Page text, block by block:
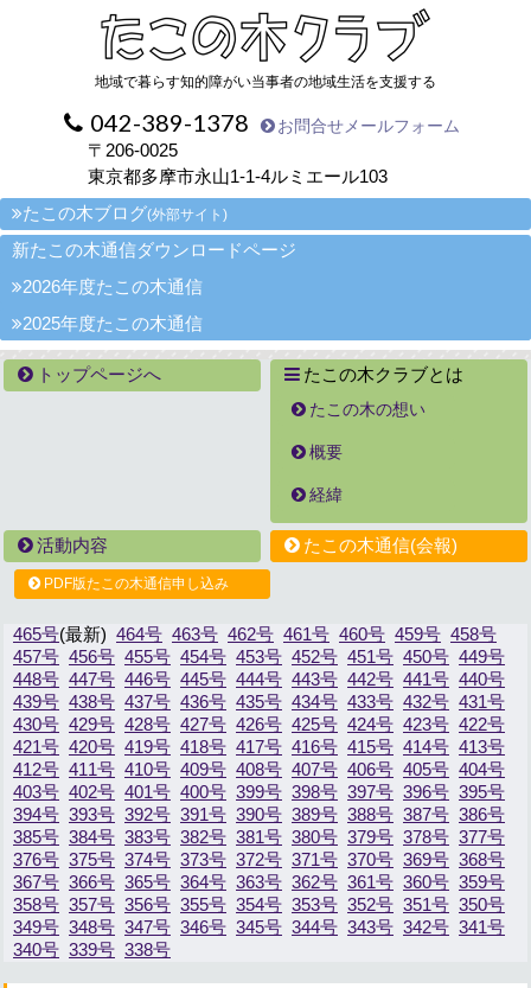
地域で暮らす知的障がい当事者の地域生活を支援する
042-389-1378 お問合せメールフォーム
〒206-0025
東京都多摩市永山1-1-4ルミエール103
たこの木ブログ(外部サイト)
新たこの木通信ダウンロードページ
2026年度たこの木通信
2025年度たこの木通信
トップページへ たこの木クラブとは
たこの木の想い
概要
経緯
活動内容 たこの木通信(会報)
PDF版たこの木通信申し込み
465号 464号 463号 462号 461号 460号 459号 458号
457号 456号 455号 454号 453号 452号 451号 450号 449号
448号 447号 446号 445号 444号 443号 442号 441号 440号
439号 438号 437号 436号 435号 434号 433号 432号 431号
430号 429号 428号 427号 426号 425号 424号 423号 422号
421号 420号 419号 418号 417号 416号 415号 414号 413号
412号 411号 410号 409号 408号 407号 406号 405号 404号
403号 402号 401号 400号 399号 398号 397号 396号 395号
394号 393号 392号 391号 390号 389号 388号 387号 386号
385号 384号 383号 382号 381号 380号 379号 378号 377号
376号 375号 374号 373号 372号 371号 370号 369号 368号
367号 366号 365号 364号 363号 362号 361号 360号 359号
358号 357号 356号 355号 354号 353号 352号 351号 350号
349号 348号 347号 346号 345号 344号 343号 342号 341号
340号 339号 338号